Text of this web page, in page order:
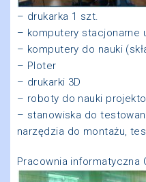
– drukarka 1 szt.
– komputery stacjonarne
– komputery do nauki
– Ploter
– drukarki 3D
– roboty do nauki
– stanowiska do
narzędzia do montażu,
Pracownia informatyczna